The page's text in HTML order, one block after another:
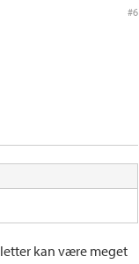
#6
kan være meget